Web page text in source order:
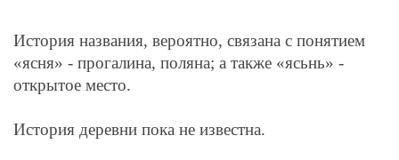
История названия, вероятно, связана с понятием
«ясня» - прогалина, поляна; а также «ясьнь» -
открытое место.
История деревни пока не известна.